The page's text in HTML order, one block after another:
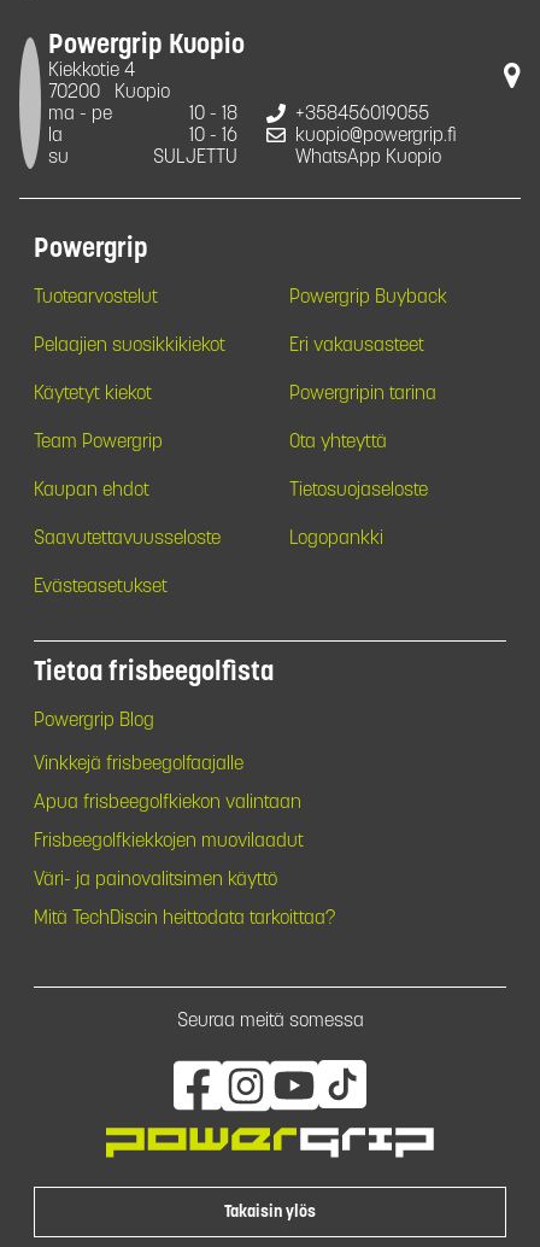
Powergrip Kuopio
Kiekkotie 4
70200
Kuopio
ma - pe
10 - 18
la
10 - 16
su
SULJETTU
+358456019055
kuopio@powergrip.fi
WhatsApp Kuopio
Powergrip
Tuotearvostelut Powergrip Buyback
Pelaajien suosikkikiekot Eri vakausasteet
Käytetyt kiekot Powergripin tarina
Team Powergrip Ota yhteyttä
Kaupan ehdot Tietosuojaseloste
Saavutettavuusseloste Logopankki
Evästeasetukset
Tietoa frisbeegolfista
Powergrip Blog
Vinkkejä frisbeegolfaajalle
Apua frisbeegolfkiekon valintaan
Frisbeegolfkiekkojen muovilaadut
Väri- ja painovalitsimen käyttö
Mitä TechDiscin heittodata tarkoittaa?
Seuraa meitä somessa
Takaisin ylös